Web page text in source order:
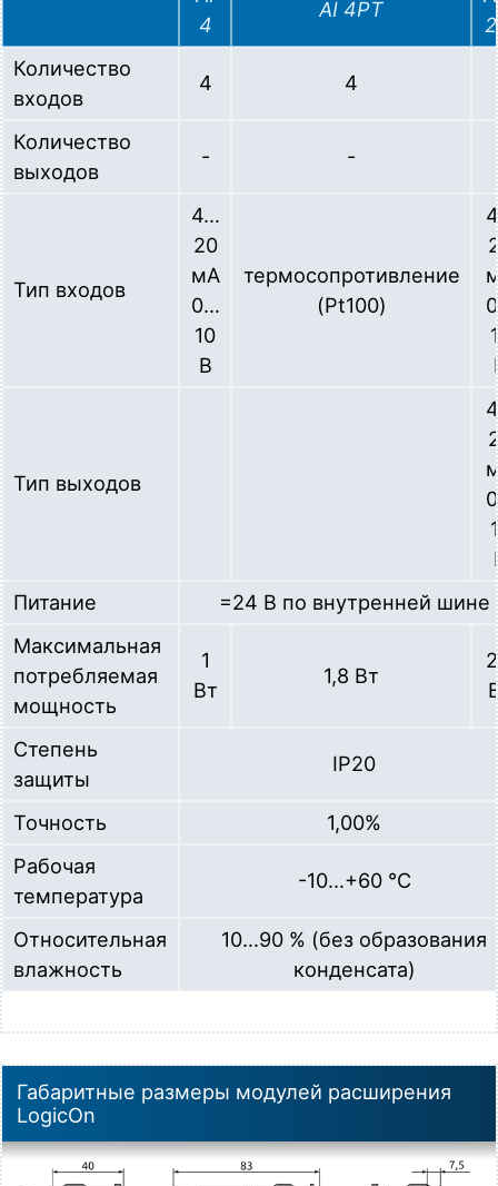
4
AI 4PT
Количество
входов
4 4
Количество
выходов
- -
Тип входов
4…
20
мА
0…
10
В
термосопротивление
(Pt100)
Тип выходов
Питание
=24 В по внутренней шине
Максимальная
потребляемая
мощность
1
Вт
1,8 Вт
Степень
защиты
IP20
Точность
1,00%
Рабочая
температура
-10…+60 °C
Относительная
влажность
10…90 % (без образования
конденсата)
Габаритные размеры модулей расширения
LogicOn